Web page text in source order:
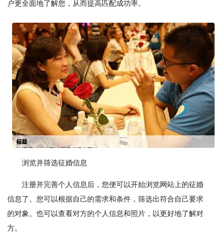
户更全面地了解您，从而提高匹配成功率。
浏览并筛选征婚信息
注册并完善个人信息后，您便可以开始浏览网站上的征婚
信息了。您可以根据自己的需求和条件，筛选出符合自己要求
的对象。也可以查看对方的个人信息和照片，以更好地了解对
方。